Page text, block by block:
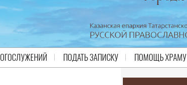
ПОДАТЬ ЗАПИСКУ ПОМОЩЬ ХРАМУ